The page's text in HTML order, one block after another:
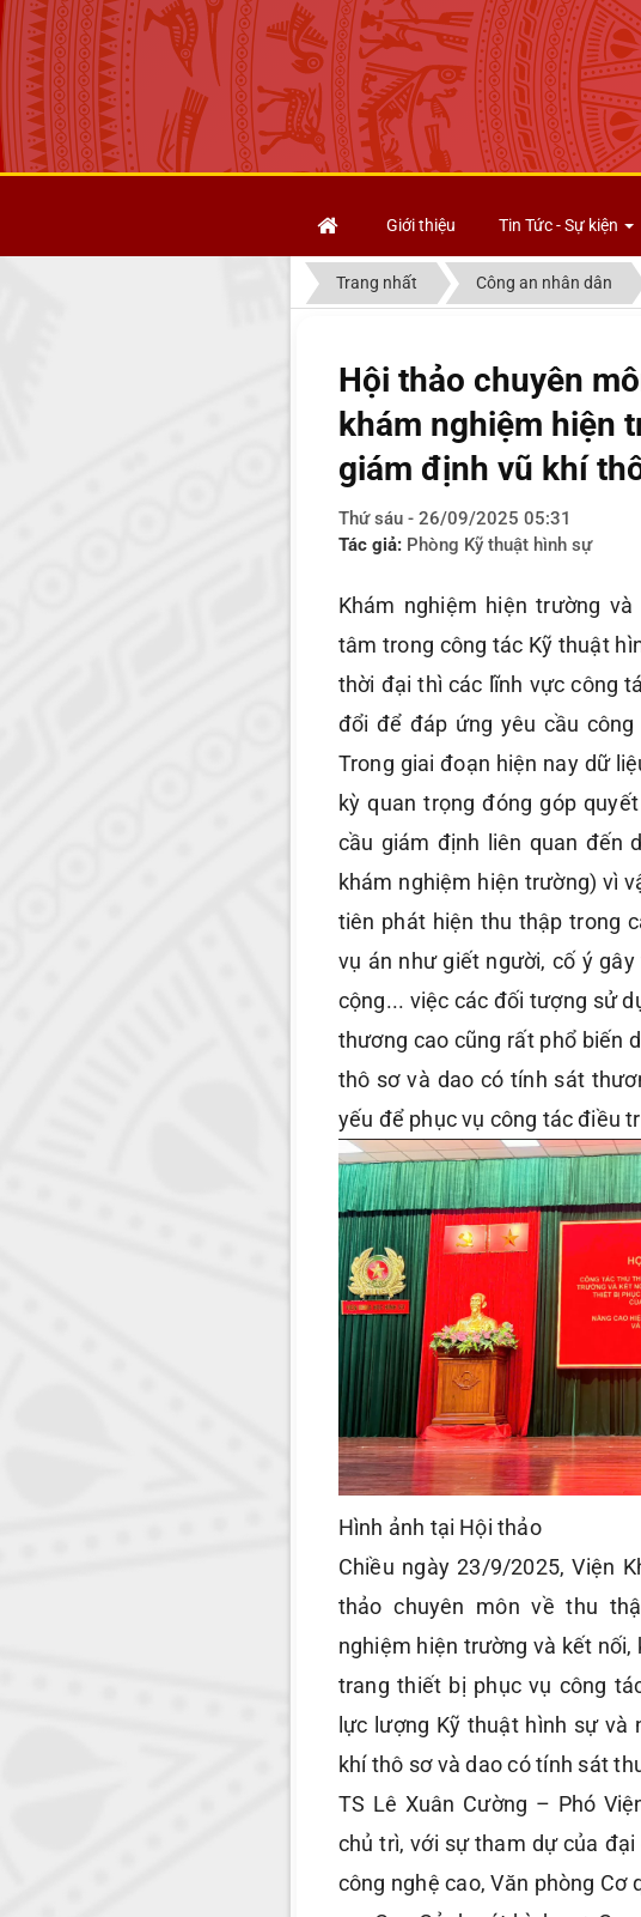
Giới thiệu
Tin Tức - Sự kiện
Trang nhất Công an nhân dân
Hội thảo chuyên
khám nghiệm hiện
giám định vũ khí
Thứ sáu - 26/09/2025 05:31
Tác giả: Phòng Kỹ thuật hình sự
Khám nghiệm hiện trường
tâm trong công tác Kỹ thuật
thời đại thì các lĩnh vực công
đổi để đáp ứng yêu cầu
Trong giai đoạn hiện nay dữ
kỳ quan trọng đóng góp
cầu giám định liên quan đến
khám nghiệm hiện trường) vì
tiên phát hiện thu thập trong
vụ án như giết người, cố ý
cộng... việc các đối tượng sử
thương cao cũng rất phổ biến
thô sơ và dao có tính sát
yếu để phục vụ công tác điều
Hình ảnh tại Hội thảo
Chiều ngày 23/9/2025, Viện
thảo chuyên môn về thu
nghiệm hiện trường và kết
trang thiết bị phục vụ công
lực lượng Kỹ thuật hình sự và
khí thô sơ và dao có tính sát
TS Lê Xuân Cường – Phó
chủ trì, với sự tham dự của
công nghệ cao, Văn phòng Cơ